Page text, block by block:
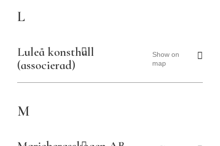
L
Luleå konsthall
(associerad)
Show on
map
M